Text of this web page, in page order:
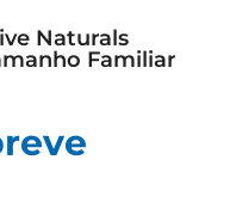
Naturals
Familiar